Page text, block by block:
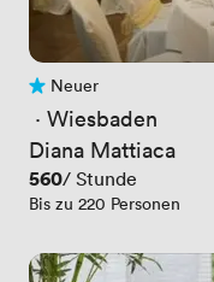
Noch keine Bewertungen
Neuer
· Wiesbaden
Diana Mattiaca
Preis
560/ Stunde
Bis zu 220 Personen